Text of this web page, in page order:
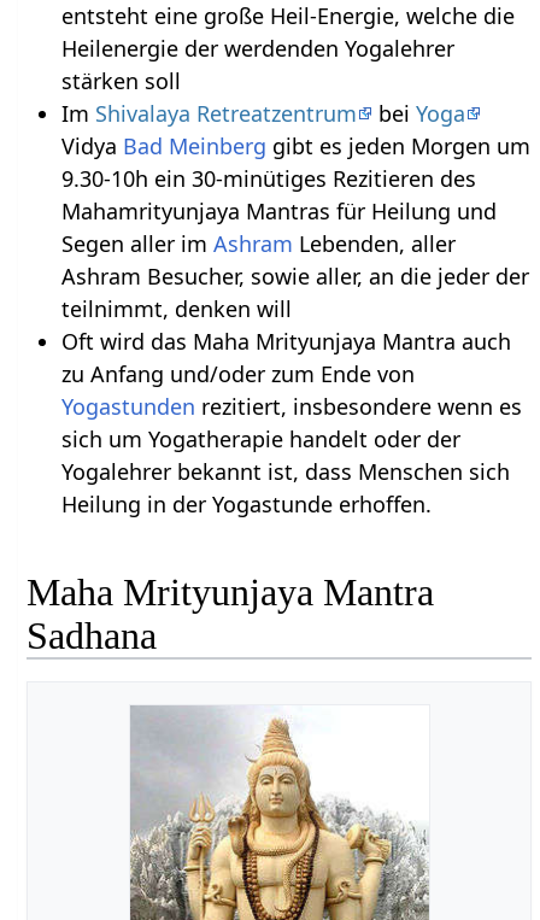
entsteht eine große Heil-Energie, welche die
Heilenergie der werdenden Yogalehrer
stärken soll
Im Shivalaya Retreatzentrum bei Yoga
Vidya Bad Meinberg gibt es jeden Morgen um
9.30-10h ein 30-minütiges Rezitieren des
Mahamrityunjaya Mantras für Heilung und
Segen aller im Ashram Lebenden, aller
Ashram Besucher, sowie aller, an die jeder der
teilnimmt, denken will
Oft wird das Maha Mrityunjaya Mantra auch
zu Anfang und/oder zum Ende von
Yogastunden rezitiert, insbesondere wenn es
sich um Yogatherapie handelt oder der
Yogalehrer bekannt ist, dass Menschen sich
Heilung in der Yogastunde erhoffen.
Maha Mrityunjaya Mantra
Sadhana